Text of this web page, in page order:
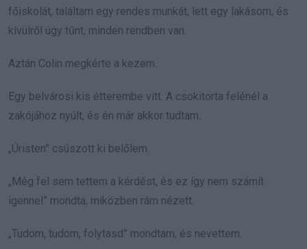
főiskolát, találtam egy rendes munkát, lett egy lakásom, és
kívülről úgy tűnt, minden rendben van.
Aztán Colin megkérte a kezem.
Egy belvárosi kis étterembe vitt. A csokitorta felénél a
zakójához nyúlt, és én már akkor tudtam.
„Úristen” csúszott ki belőlem.
„Még fel sem tettem a kérdést, és ez így nem számít
igennel” mondta, miközben rám nézett.
„Tudom, tudom, folytasd” mondtam, és nevettem.